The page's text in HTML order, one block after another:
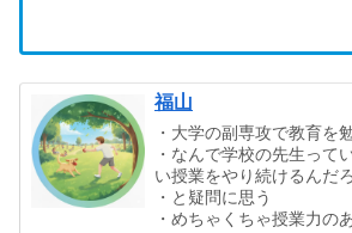
福山
・大学の副専攻で教育を
・なんで学校の先生って
い授業をやり続けるんだ
・と疑問に思う
・めちゃくちゃ授業力の